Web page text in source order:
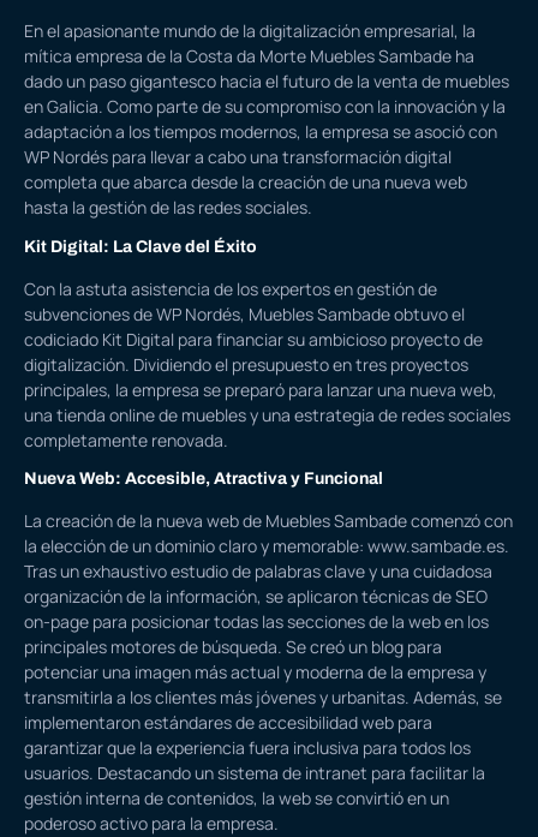
En el apasionante mundo de la digitalización empresarial, la
mítica empresa de la Costa da Morte Muebles Sambade ha
dado un paso gigantesco hacia el futuro de la venta de muebles
en Galicia. Como parte de su compromiso con la innovación y la
adaptación a los tiempos modernos, la empresa se asoció con
WP Nordés para llevar a cabo una transformación digital
completa que abarca desde la creación de una nueva web
hasta la gestión de las redes sociales.
Kit Digital: La Clave del Éxito
Con la astuta asistencia de los expertos engestión de
subvenciones de WP Nordés, Muebles Sambade obtuvo el
codiciado Kit Digital para financiar su ambicioso proyecto de
digitalización. Dividiendo el presupuesto en tres proyectos
principales, la empresa se preparó para lanzar una nueva web,
una tienda online de muebles y una estrategia de redes sociales
completamente renovada.
Nueva Web: Accesible, Atractiva y Funcional
La creación de la nueva web de Muebles Sambade comenzó con
la elección de un dominio claro y memorable: www.sambade.es.
Tras un exhaustivo estudio de palabras clave y una cuidadosa
organización de la información, se aplicaron técnicas de SEO
on-page para posicionar todas las secciones de la web en los
principales motores de búsqueda. Se creó un blog para
potenciar una imagen más actual y moderna de la empresa y
transmitirla a los clientes más jóvenes y urbanitas. Además, se
implementaron estándares de accesibilidad web para
garantizar que la experiencia fuera inclusiva para todos los
usuarios. Destacando un sistema de intranet para facilitar la
gestión interna de contenidos, la web se convirtió en un
poderoso activo para la empresa.